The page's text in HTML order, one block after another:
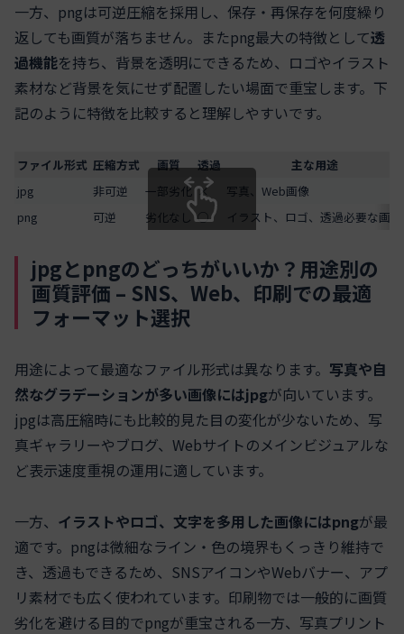
一方、pngは可逆圧縮を採用し、保存・再保存を何度繰り
返しても画質が落ちません。またpng最大の特徴として透
過機能を持ち、背景を透明にできるため、ロゴやイラスト
素材など背景を気にせず配置したい場面で重宝します。下
記のように特徴を比較すると理解しやすいです。
ファイル形式 圧縮方式 画質 透過
主な用途
jpg
非可逆 一部劣化 ×
写真、Web画像
png
可逆 劣化なし ○ イラスト、ロゴ、透過必要な画像
スクロールできます
jpgとpngのどっちがいいか？用途別の
画質評価 – SNS、Web、印刷での最適
フォーマット選択
用途によって最適なファイル形式は異なります。 写真や自
然なグラデーションが多い画像にはjpgが向いています。
jpgは高圧縮時にも比較的見た目の変化が少ないため、写
真ギャラリーやブログ、Webサイトのメインビジュアルな
ど表示速度重視の運用に適しています。
一方、 イラストやロゴ、文字を多用した画像にはpngが最
適です。pngは微細なライン・色の境界もくっきり維持で
き、透過もできるため、SNSアイコンやWebバナー、アプ
リ素材でも広く使われています。印刷物では一般的に画質
劣化を避ける目的でpngが重宝される一方、写真プリント